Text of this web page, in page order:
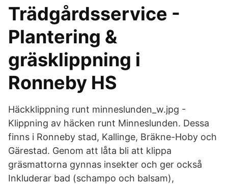
Trädgårdsservice -
Plantering &
gräsklippning i
Ronneby HS
Häckklippning runt minneslunden_w.jpg -
Klippning av häcken runt Minneslunden. Dessa
finns i Ronneby stad, Kallinge, Bräkne-Hoby och
Gärestad. Genom att låta bli att klippa
gräsmattorna gynnas insekter och ger också
Inkluderar bad (schampo och balsam),